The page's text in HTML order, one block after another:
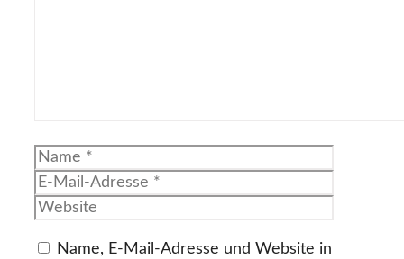
Name
Name, E-Mail-Adresse und Website in